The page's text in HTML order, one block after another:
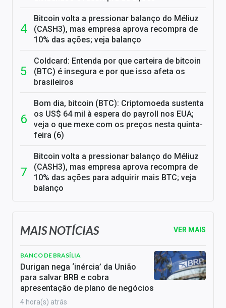
Bitcoin volta a pressionar balanço do Méliuz
(CASH3), mas empresa aprova recompra de
10% das ações; veja balanço
Coldcard: Entenda por que carteira de bitcoin
(BTC) é insegura e por que isso afeta os
brasileiros
Bom dia, bitcoin (BTC): Criptomoeda sustenta
os US$ 64 mil à espera do payroll nos EUA;
veja o que mexe com os preços nesta quinta-
feira (6)
Bitcoin volta a pressionar balanço do Méliuz
(CASH3), mas empresa aprova recompra de
10% das ações para adquirir mais BTC; veja
balanço
MAIS NOTÍCIAS VER MAIS
BANCO DE BRASÍLIA
Durigan nega ‘inércia’ da União
para salvar BRB e cobra
apresentação de plano de negócios
4 hora(s) atrás